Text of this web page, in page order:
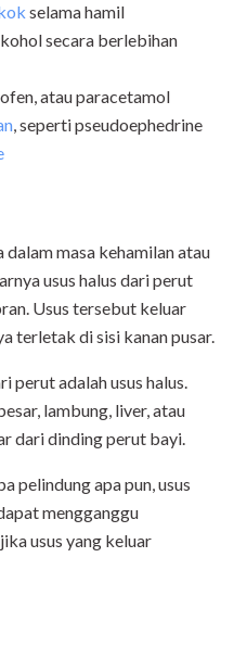
selama hamil
secara berlebihan
atau paracetamol
, seperti pseudoephedrine
masa kehamilan atau
usus halus dari perut
Usus tersebut keluar
terletak di sisi kanan pusar.
perut adalah usus halus.
lambung, liver, atau
dari dinding perut bayi.
pelindung apa pun, usus
mengganggu
usus yang keluar